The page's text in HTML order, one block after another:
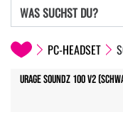
PC-HEADSET
URAGE SoundZ 100 V2